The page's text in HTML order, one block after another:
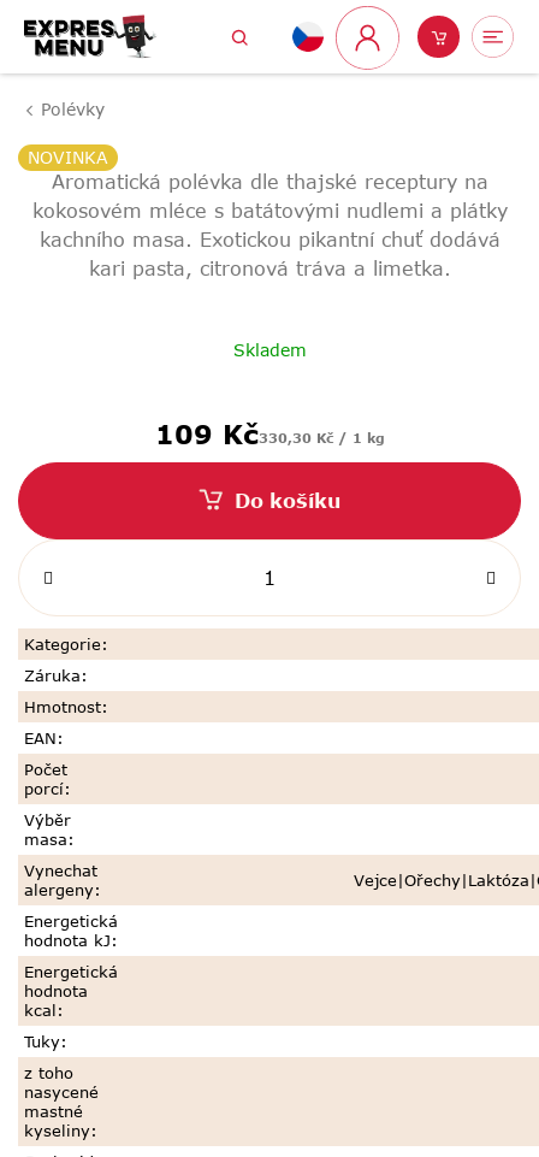
obsah
Hledat
Přihlášení
Nákupní
košík
Polévky
Aromatická polévka dle thajské receptury na
kokosovém mléce s batátovými nudlemi a plátky
kachního masa. Exotickou pikantní chuť dodává
kari pasta, citronová tráva a limetka.
Skladem
109 KčMěrná
cena:
330,30 Kč / 1 kg
Do košíku
Kategorie:
Záruka:
Hmotnost:
EAN:
Počet
porcí:
Výběr
masa:
Vynechat
alergeny:
Energetická
hodnota kJ:
Energetická
hodnota
kcal:
Tuky:
z toho
nasycené
mastné
kyseliny:
NOVINKA